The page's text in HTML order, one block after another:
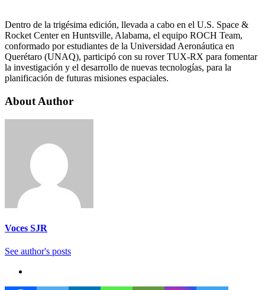
Dentro de la trigésima edición, llevada a cabo en el U.S. Space &
Rocket Center en Huntsville, Alabama, el equipo ROCH Team,
conformado por estudiantes de la Universidad Aeronáutica en
Querétaro (UNAQ), participó con su rover TUX-RX para fomentar
la investigación y el desarrollo de nuevas tecnologías, para la
planificación de futuras misiones espaciales.
About Author
Voces SJR
See author's posts